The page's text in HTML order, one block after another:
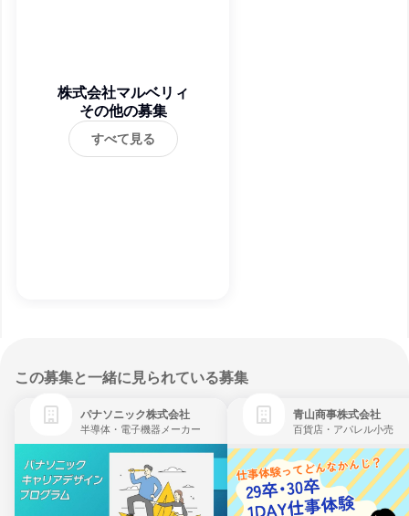
株式会社マルベリィ
その他の募集
すべて見る
この募集と一緒に見られている募集
パナソニック株式会社
半導体・電子機器メーカー
青山商事株式会社
百貨店・アパレル小売